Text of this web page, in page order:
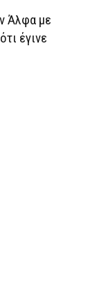
Άλφα με
έγινε